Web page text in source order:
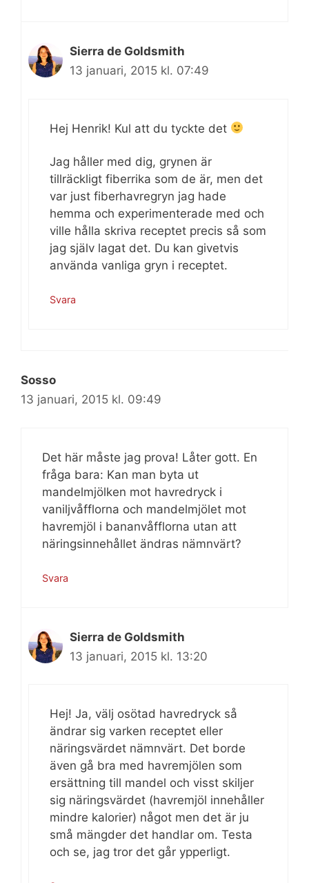
Sierra de Goldsmith
13 januari, 2015 kl. 07:49
Hej Henrik! Kul att du tyckte det
Jag håller med dig, grynen är
tillräckligt fiberrika som de är, men det
var just fiberhavregryn jag hade
hemma och experimenterade med och
ville hålla skriva receptet precis så som
jag själv lagat det. Du kan givetvis
använda vanliga gryn i receptet.
Svara
Sosso
13 januari, 2015 kl. 09:49
Det här måste jag prova! Låter gott. En
fråga bara: Kan man byta ut
mandelmjölken mot havredryck i
vaniljvåfflorna och mandelmjölet mot
havremjöl i bananvåfflorna utan att
näringsinnehållet ändras nämnvärt?
Svara
Sierra de Goldsmith
13 januari, 2015 kl. 13:20
Hej! Ja, välj osötad havredryck så
ändrar sig varken receptet eller
näringsvärdet nämnvärt. Det borde
även gå bra med havremjölen som
ersättning till mandel och visst skiljer
sig näringsvärdet (havremjöl innehåller
mindre kalorier) något men det är ju
små mängder det handlar om. Testa
och se, jag tror det går ypperligt.